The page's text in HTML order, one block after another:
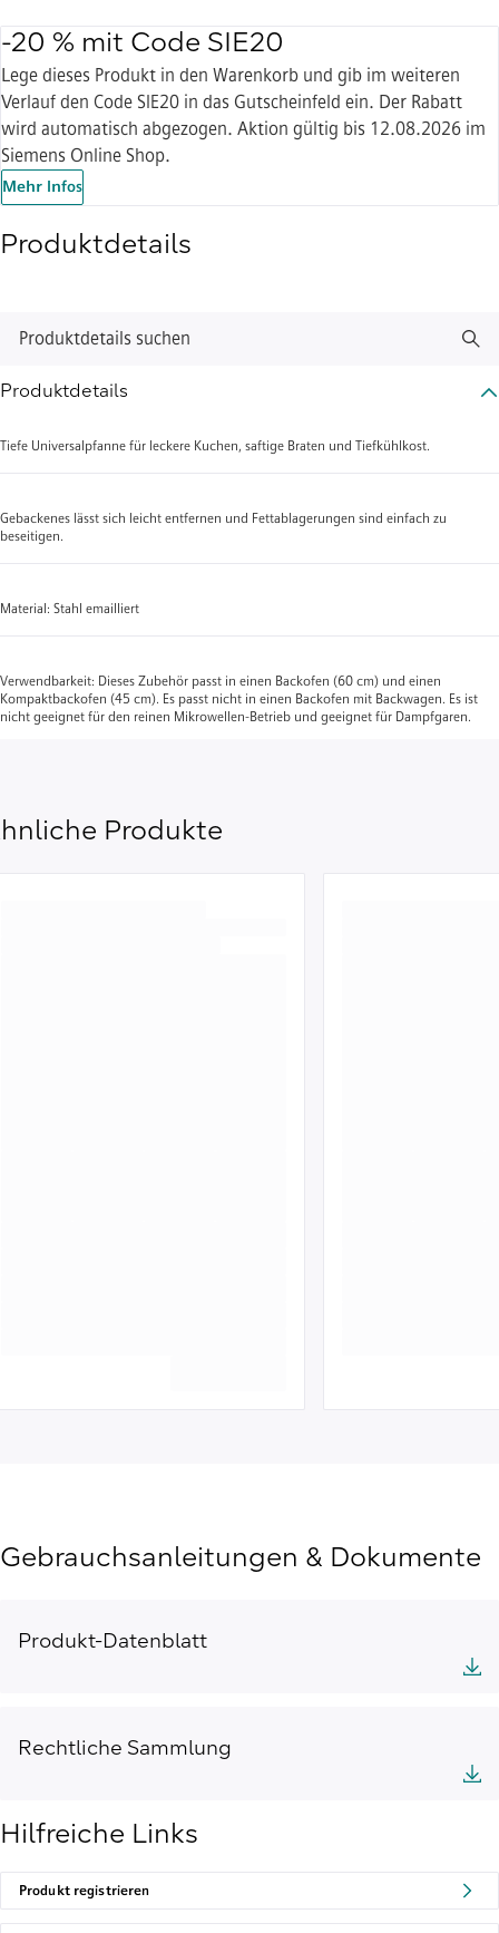
-20 % mit Code SIE20
Lege dieses Produkt in den Warenkorb und gib im weiteren
Verlauf den Code SIE20 in das Gutscheinfeld ein. Der Rabatt
wird automatisch abgezogen. Aktion gültig bis 12.08.2026 im
Siemens Online Shop.
Mehr Infos
Produktdetails
Produktdetails suchen
Produktdetails
Tiefe Universalpfanne für leckere Kuchen, saftige Braten und Tiefkühlkost.
Gebackenes lässt sich leicht entfernen und Fettablagerungen sind einfach zu
beseitigen.
Material: Stahl emailliert
Verwendbarkeit: Dieses Zubehör passt in einen Backofen (60 cm) und einen
Kompaktbackofen (45 cm). Es passt nicht in einen Backofen mit Backwagen. Es ist
nicht geeignet für den reinen Mikrowellen-Betrieb und geeignet für Dampfgaren.
Produkte
Gebrauchsanleitungen & Dokumente
Produkt-Datenblatt
Rechtliche Sammlung
Hilfreiche Links
Produkt registrieren